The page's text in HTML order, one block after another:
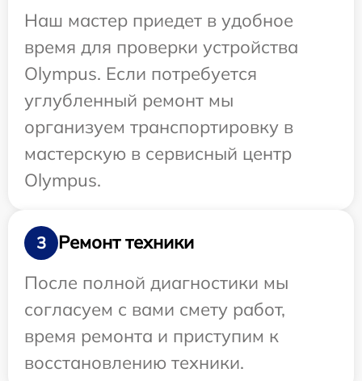
Наш мастер приедет в удобное
время для проверки устройства
Olympus. Если потребуется
углубленный ремонт мы
организуем транспортировку в
мастерскую в сервисный центр
Olympus.
3
Ремонт техники
После полной диагностики мы
согласуем с вами смету работ,
время ремонта и приступим к
восстановлению техники.